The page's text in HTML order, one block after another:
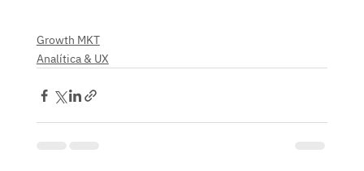
Growth MKT
Analítica & UX